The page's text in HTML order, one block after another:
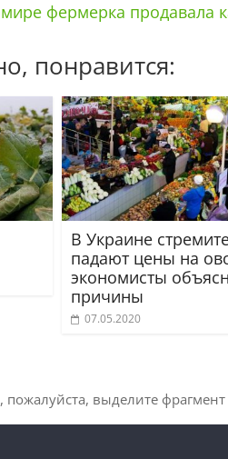
фермерка продавала
понравится:
В Украине
падают цены на
экономисты
причины
07.05.2020
выделите фрагмент